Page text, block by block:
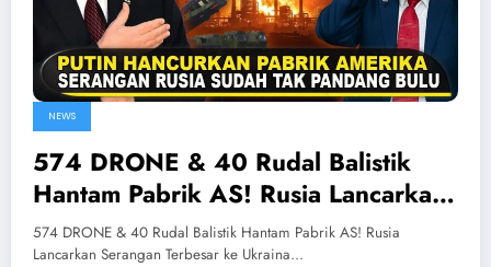
NEWS
574 DRONE & 40 Rudal Balistik
Hantam Pabrik AS! Rusia Lancarkan
Serangan Terbesar ke Ukraina Barat
574 DRONE & 40 Rudal Balistik Hantam Pabrik AS! Rusia
Lancarkan Serangan Terbesar ke Ukraina…